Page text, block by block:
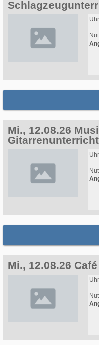
Mi., 12.08.26
Gitarrenunterricht
Mi., 12.08.26